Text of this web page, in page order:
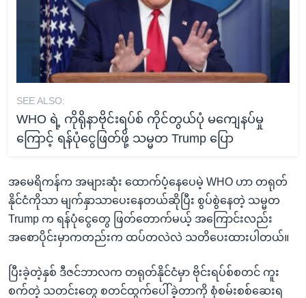
SEE ALSO:
WHO ရဲ့ ကိုရိုနာဗိုင်းရပ်စ် ကိုင်တွယ်ပုံ မကျေနပ်မှု
ကြောင့် ရန်ပုံငွေဖြတ်ဖို့ သမ္မတ Trump ပြော
အမေရိကန်က အများဆုံး ထောက်ပံ့နေပေမဲ့ WHO ဟာ တရုတ်
နိုင်ငံကိုသာ မျက်နှာသာပေးနေတယ်ဆိုပြီး စွပ်စွဲနေတဲ့ သမ္မတ
Trump က ရန်ပုံငွေတွေ ဖြတ်တောက်မယ့် အကြောင်းလည်း
အစောပိုင်းမှာကတည်းက ထပ်တလဲလဲ သတိပေးထားပါတယ်။
ပြီးခဲ့တဲ့နှစ် ဒီဇင်ဘာလက တရုတ်နိုင်ငံမှာ ဗိုင်းရပ်စ်စတင် ကူး
စက်တဲ့ သတင်းတွေ စတင်ထွက်ပေါ်ခဲ့တာကို စုံစမ်းစစ်ဆေးရ